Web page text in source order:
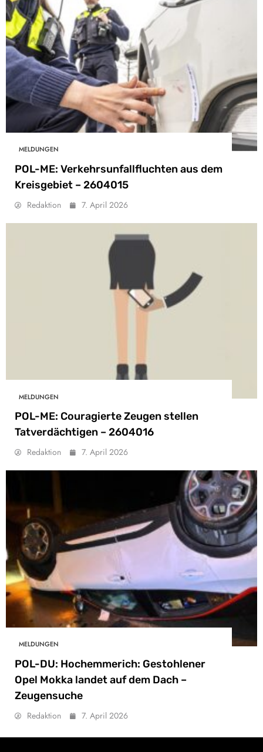
MELDUNGEN
POL-ME: Verkehrsunfallfluchten aus dem
Kreisgebiet – 2604015
Redaktion 7. April 2026
MELDUNGEN
POL-ME: Couragierte Zeugen stellen
Tatverdächtigen – 2604016
Redaktion 7. April 2026
MELDUNGEN
POL-DU: Hochemmerich: Gestohlener
Opel Mokka landet auf dem Dach –
Zeugensuche
Redaktion 7. April 2026